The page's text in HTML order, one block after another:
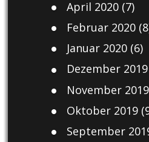
April 2020(7)
Februar 2020
Januar 2020(6)
Dezember 2019
November 2019
Oktober 2019
September